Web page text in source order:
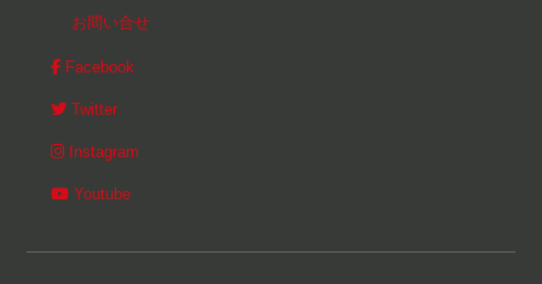
お問い合せ
Facebook
Twitter
Instagram
Youtube